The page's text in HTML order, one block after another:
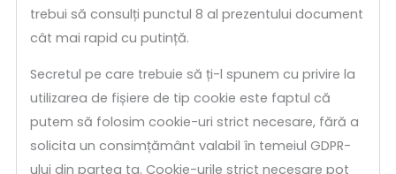
trebui să consulți punctul 8 al prezentului document
cât mai rapid cu putință.
Secretul pe care trebuie să ți-l spunem cu privire la
utilizarea de fișiere de tip cookie este faptul că
putem să folosim cookie-uri strict necesare, fără a
solicita un consimțământ valabil în temeiul GDPR-
ului din partea ta. Cookie-urile strict necesare pot